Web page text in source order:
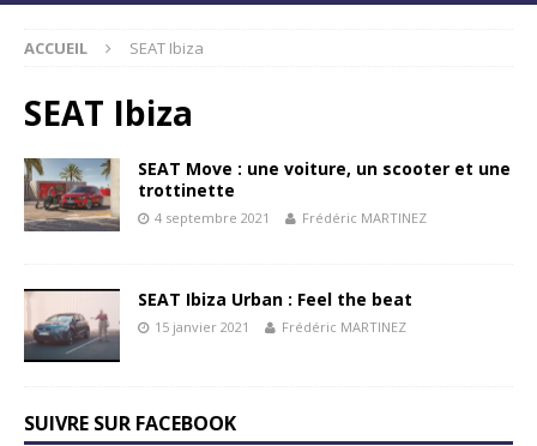
ACCUEIL SEAT Ibiza
SEAT Ibiza
SEAT Move : une voiture, un scooter et une
trottinette
4 septembre 2021 Frédéric MARTINEZ
SEAT Ibiza Urban : Feel the beat
15 janvier 2021 Frédéric MARTINEZ
SUIVRE SUR FACEBOOK